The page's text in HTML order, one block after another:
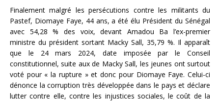
Finalement malgré les persécutions contre les militants du
Pastef, Diomaye Faye, 44 ans, a été élu Président du Sénégal
avec 54,28 % des voix, devant Amadou Ba l’ex-premier
ministre du président sortant Macky Sall, 35,79 %. Il apparaît
que le 24 mars 2024, date imposée par le Conseil
constitutionnel, suite aux de Macky Sall, les jeunes ont surtout
voté pour « la rupture » et donc pour Diomaye Faye. Celui-ci
dénonce la corruption très développée dans le pays et déclare
lutter contre elle, contre les injustices sociales, le coût de la